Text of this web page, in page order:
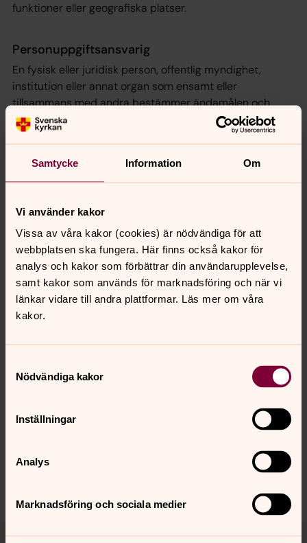
Samtycke Information Om
Vi använder kakor
Vissa av våra kakor (cookies) är nödvändiga för att
webbplatsen ska fungera. Här finns också kakor för
analys och kakor som förbättrar din användarupplevelse,
samt kakor som används för marknadsföring och när vi
länkar vidare till andra plattformar. Läs mer om våra
kakor.
Nödvändiga kakor
Inställningar
Analys
Marknadsföring och sociala medier
funktioner eller geografiska platser.
Personuppgiftsansvarig
En fysisk eller juridisk person, offentlig myndighet,
institution eller annat organ som ensamt eller
tillsammans med andra bestämmer ändamålen och
medlen för behandlingen av personuppgifter.
Personuppgiftsbiträde
En fysisk eller juridisk person, offentlig myndighet,
personuppgifter för den personuppgiftsansvariges
räkning.
Dataskyddsombud
En fysisk person vars uppgift är att kontrollera
dataskyddsförordningen följs inom organisationen,
informationsinsatser.
Synpunkter eller frågor på sidans
vasteras.stift@svenskakyrkan.se